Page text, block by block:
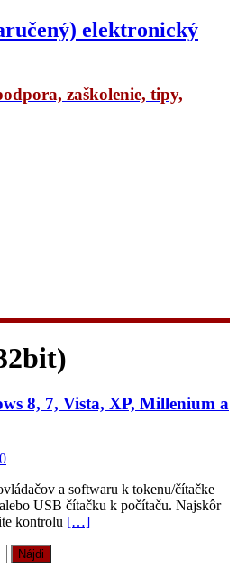
elektronický
zaškolenie, tipy,
8, 7, Vista, XP, Millenium a
0
a softwaru k tokenu/čítačke
USB čítačku k počítaču. Najskôr
kontrolu […]